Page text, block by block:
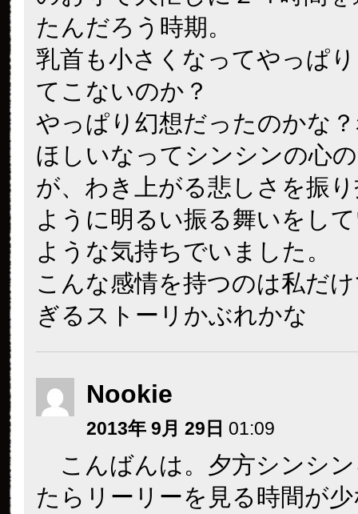
たんだろう時期。
乳首も小さくなってやっぱ
てこないのか？
やっぱり幻想だったのかな
ほしいなってシンシンの心
が、わき上がる悲しさを振
ように明るい振る舞いをし
ような気持ちでいました。
こんな感情を持つのは私だ
ぎるストーリかぶれかな
Nookie
2013年 9月 29日 01:09
こんばんは。夕方シンシ
たらリーリーを見る時間が